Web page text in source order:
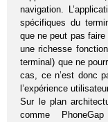
navigation.
spécifiques du
que ne peut pas faire
une richesse
terminal) que ne
cas, ce n’est donc
l’expérience
Sur le plan
comme